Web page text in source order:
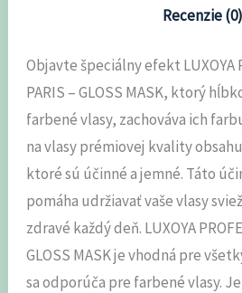
Recenzie (0)
Objavte špeciálny efekt LUXOYA
PARIS – GLOSS MASK, ktorý
farbené vlasy, zachováva ich
na vlasy prémiovej kvality
ktoré sú účinné a jemné. Táto
pomáha udržiavať vaše vlasy
zdravé každý deň. LUXOYA
GLOSS MASK je vhodná pre
sa odporúča pre farbené vlasy.